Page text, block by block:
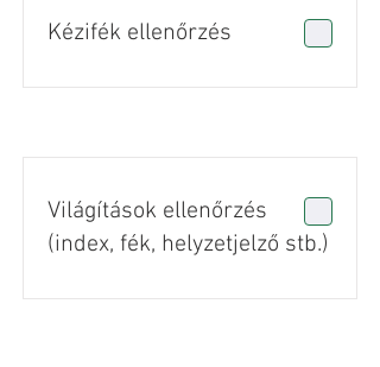
Kézifék ellenőrzés
Világítások ellenőrzés
(index, fék, helyzetjelző stb.)